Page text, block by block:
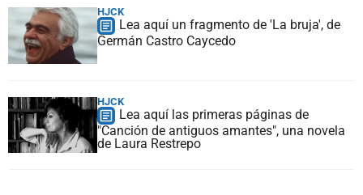
HJCK
Lea aquí un fragmento de 'La bruja', de
Germán Castro Caycedo
HJCK
Lea aquí las primeras páginas de
"Canción de antiguos amantes", una novela
de Laura Restrepo